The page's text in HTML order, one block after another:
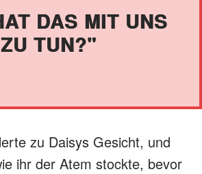
DAS MIT UNS
ZU TUN?"
zu Daisys Gesicht, und
ihr der Atem stockte, bevor